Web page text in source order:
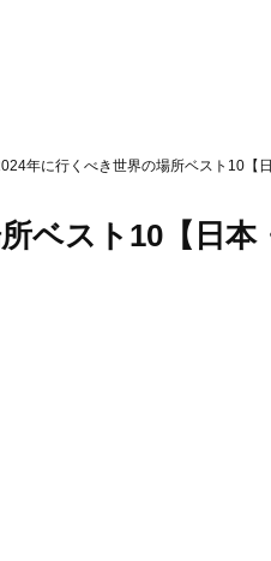
年に行くべき世界の場所ベスト10【
ベスト10【日本